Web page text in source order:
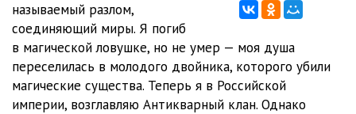
014
015 28:04
называемый разлом,
соединяющий миры. Я погиб
в магической ловушке, но не умер — моя душа
переселилась в молодого двойника, которого убили
магические существа. Теперь я в Российской
империи, возглавляю Антикварный клан. Однако